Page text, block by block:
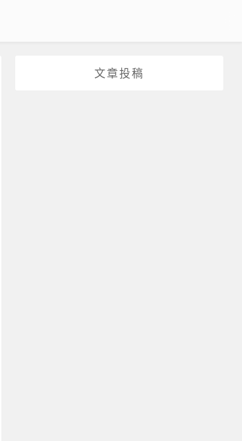
文章投稿